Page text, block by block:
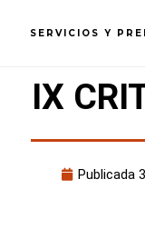
SERVICIOS Y
IX
Publicada